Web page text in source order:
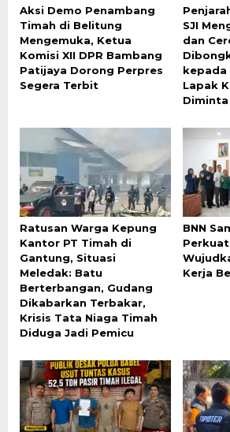
Aksi Demo Penambang
Timah di Belitung
Mengemuka, Ketua
Komisi XII DPR Bambang
Patijaya Dorong Perpres
Segera Terbit
SJI
dan
kepada
Lapak
Ratusan Warga Kepung
Kantor PT Timah di
Gantung, Situasi
Meledak: Batu
Berterbangan, Gudang
Dikabarkan Terbakar,
Krisis Tata Niaga Timah
Diduga Jadi Pemicu
BNN
Kerja